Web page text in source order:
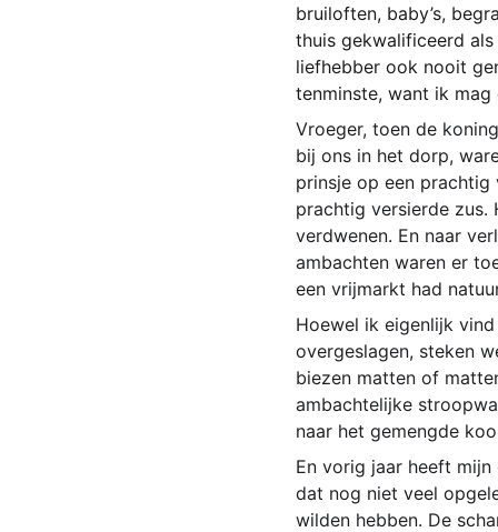
bruiloften, baby’s,
thuis gekwalificeerd
liefhebber ook nooit
tenminste, want ik
Vroeger, toen de
bij ons in het dorp,
prinsje op een
prachtig versierde zus.
verdwenen. En naar
ambachten waren er
een vrijmarkt had
Hoewel ik eigenlijk
overgeslagen, steken
biezen matten of
ambachtelijke
naar het gemengde
En vorig jaar heeft
dat nog niet veel
wilden hebben. De